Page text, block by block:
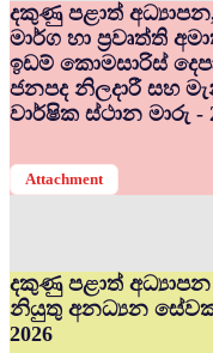
දකුණු පළාත්
මාර්ග හා ප්‍රවෘත්ති
ඉඩම් කොමසාරිස්
ජනපද නිලදාරී සහ
වාර්ෂික ස්ථාන මාරු -
Attachment
දකුණු පළාත්
නියුතු අනධ්‍යන සේවක
2026